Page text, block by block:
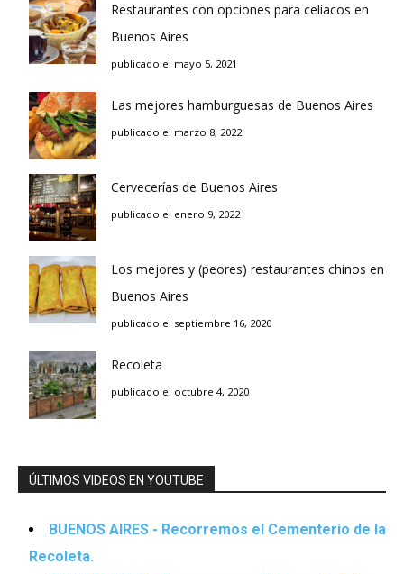
Restaurantes con opciones para celíacos en
Buenos Aires
publicado el mayo 5, 2021
Las mejores hamburguesas de Buenos Aires
publicado el marzo 8, 2022
Cervecerías de Buenos Aires
publicado el enero 9, 2022
Los mejores y (peores) restaurantes chinos en
Buenos Aires
publicado el septiembre 16, 2020
Recoleta
publicado el octubre 4, 2020
ÚLTIMOS VIDEOS EN YOUTUBE
BUENOS AIRES - Recorremos el Cementerio de la
Recoleta.